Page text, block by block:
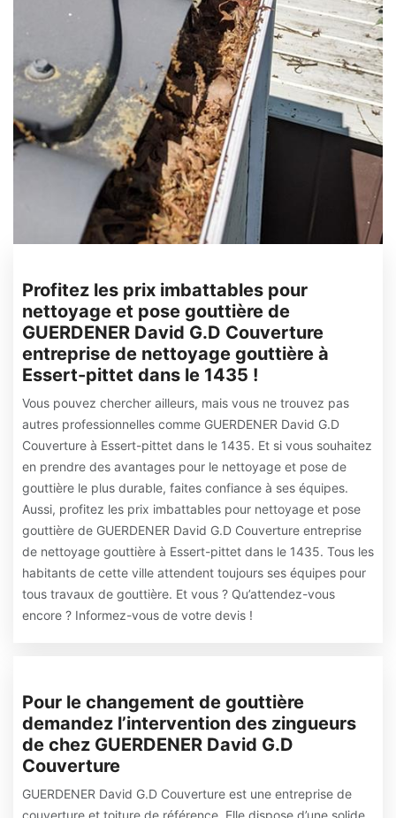
Profitez les prix imbattables pour
nettoyage et pose gouttière de
GUERDENER David G.D Couverture
entreprise de nettoyage gouttière à
Essert-pittet dans le 1435 !
Vous pouvez chercher ailleurs, mais vous ne trouvez pas
autres professionnelles comme GUERDENER David G.D
Couverture à Essert-pittet dans le 1435. Et si vous souhaitez
en prendre des avantages pour le nettoyage et pose de
gouttière le plus durable, faites confiance à ses équipes.
Aussi, profitez les prix imbattables pour nettoyage et pose
gouttière de GUERDENER David G.D Couverture entreprise
de nettoyage gouttière à Essert-pittet dans le 1435. Tous les
habitants de cette ville attendent toujours ses équipes pour
tous travaux de gouttière. Et vous ? Qu’attendez-vous
encore ? Informez-vous de votre devis !
Pour le changement de gouttière
demandez l’intervention des zingueurs
de chez GUERDENER David G.D
Couverture
GUERDENER David G.D Couverture est une entreprise de
couverture et toiture de référence. Elle dispose d’une solide